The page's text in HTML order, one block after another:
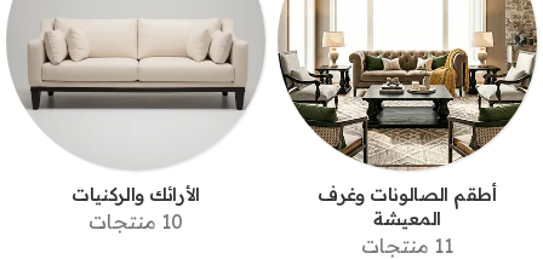
أطقم الصالونات وغرف
المعيشة
11 منتجات
الأرائك والركنيات
10 منتجات